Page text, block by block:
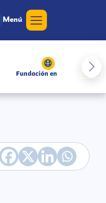
Menú
Fundación en medios